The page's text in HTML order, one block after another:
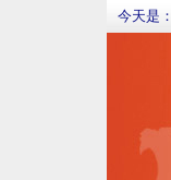
今天是：